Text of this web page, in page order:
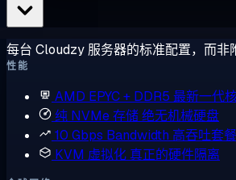
每台 Cloudzy 服务器的标准配置，而非
性能
AMD EPYC + DDR5 最新一代
纯 NVMe 存储绝无机械硬盘
10 Gbps Bandwidth 高吞吐套餐
KVM 虚拟化 真正的硬件隔离